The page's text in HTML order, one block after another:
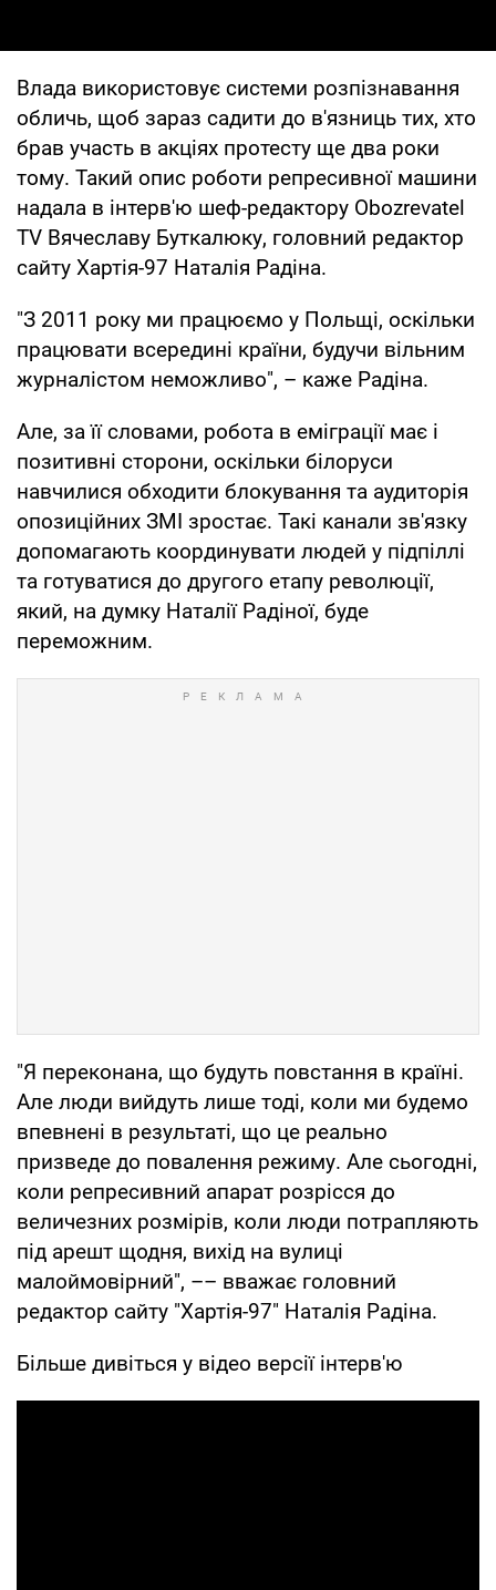
Влада використовує системи розпізнавання
обличь, щоб зараз садити до в'язниць тих, хто
брав участь в акціях протесту ще два роки
тому. Такий опис роботи репресивної машини
надала в інтерв'ю шеф-редактору Obozrevatel
TV Вячеславу Буткалюку, головний редактор
сайту Хартія-97 Наталія Радіна.
"З 2011 року ми працюємо у Польщі, оскільки
працювати всередині країни, будучи вільним
журналістом неможливо", – каже Радіна.
Але, за її словами, робота в еміграції має і
позитивні сторони, оскільки білоруси
навчилися обходити блокування та аудиторія
опозиційних ЗМІ зростає. Такі канали зв'язку
допомагають координувати людей у підпіллі
та готуватися до другого етапу революції,
який, на думку Наталії Радіної, буде
переможним.
"Я переконана, що будуть повстання в країні.
Але люди вийдуть лише тоді, коли ми будемо
впевнені в результаті, що це реально
призведе до повалення режиму. Але сьогодні,
коли репресивний апарат розрісся до
величезних розмірів, коли люди потрапляють
під арешт щодня, вихід на вулиці
малоймовірний", –– вважає головний
редактор сайту "Хартія-97" Наталія Радіна.
Більше дивіться у відео версії інтерв'ю